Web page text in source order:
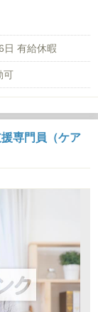
日 有給休暇
可
専門員（ケア